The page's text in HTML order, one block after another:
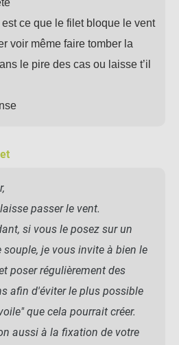
ce que le filet bloque le vent
voir même faire tomber la
le pire des cas ou laisse t’il
passer le vent.
si vous le posez sur un
souple, je vous invite à bien le
poser régulièrement des
afin d'éviter le plus possible
que cela pourrait créer.
aussi à la fixation de votre